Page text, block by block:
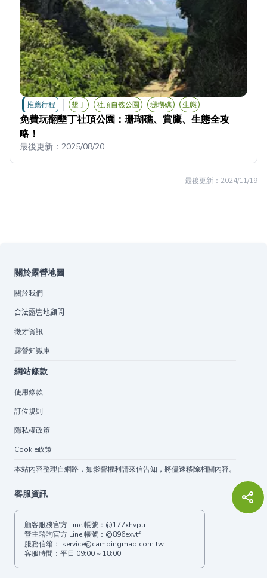
推薦行程 墾丁 社頂自然公園 珊瑚礁 生態
免費玩翻墾丁社頂公園：珊瑚礁、賞鷹、生態全攻
略！
最後更新： 2025/08/20
最後更新： 2024/11/19
關於露營地圖
關於我們
合法露營地顧問
徵才資訊
露營知識庫
網站條款
使用條款
訂位規則
隱私權政策
Cookie政策
本站內容整理自網路，如影響權利請來信告知，將儘速移除相關內容。
客服資訊
顧客服務官方 Line 帳號： @177xhvpu
營主諮詢官方 Line 帳號： @896exvtf
服務信箱： service@campingmap.com.tw
客服時間：平日 09:00 ~ 18:00